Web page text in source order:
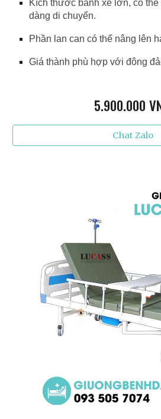
Kích thước bánh xe lớn, có thể
dàng di chuyển.
Phần lan can có thể nâng lên
Giá thành phù hợp với đông
5.900.000
Chat Zalo